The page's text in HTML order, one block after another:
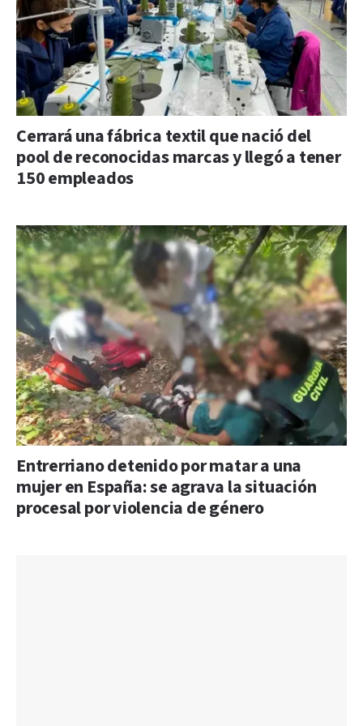
Cerrará una fábrica textil que nació del
pool de reconocidas marcas y llegó a tener
150 empleados
Entrerriano detenido por matar a una
mujer en España: se agrava la situación
procesal por violencia de género